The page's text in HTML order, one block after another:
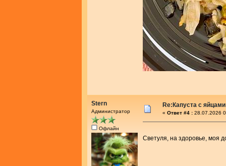
Stern
Администратор
Офлайн
Re:Капуста с
« Ответ #4 : 28.07.2026
Светуля, на здоровье, моя